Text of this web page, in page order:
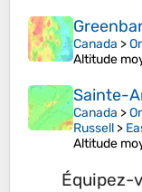
Canada >
Altitude
Sainte-
Canada >
Russell >
Altitude
Équipez-